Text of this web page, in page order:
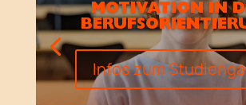
MOTIVATION IN
Infos zum